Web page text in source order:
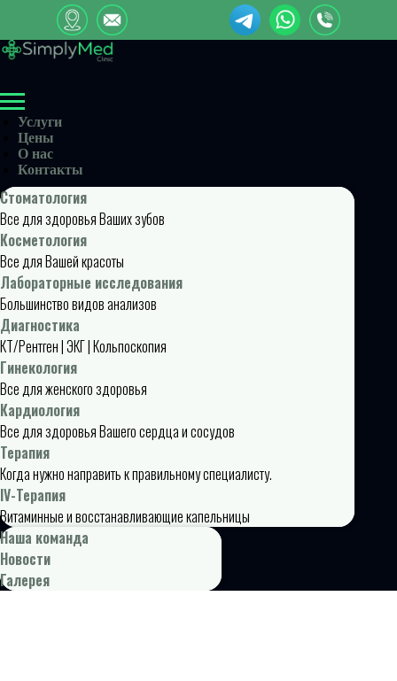
Услуги
Цены
О нас
Контакты
Стоматология
Все для здоровья Ваших зубов
Косметология
Все для Вашей красоты
Лабораторные исследования
Большинство видов анализов
Диагностика
КТ/Рентген | ЭКГ | Кольпоскопия
Гинекология
Все для женского здоровья
Кардиология
Все для здоровья Вашего сердца и сосудов
Терапия
Когда нужно направить к правильному специалисту.
IV-Терапия
Витаминные и восстанавливающие капельницы
Наша команда
Новости
Галерея